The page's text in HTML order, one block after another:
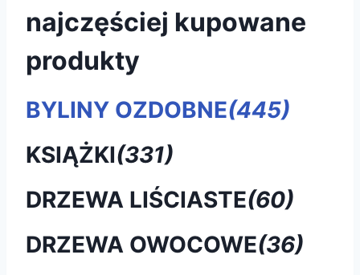
najczęściej kupowane
produkty
BYLINY OZDOBNE(445)
KSIĄŻKI(331)
DRZEWA LIŚCIASTE(60)
DRZEWA OWOCOWE(36)